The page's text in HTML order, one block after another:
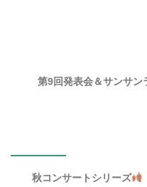
第9回発表会＆サンサ
秋コンサートシリーズ